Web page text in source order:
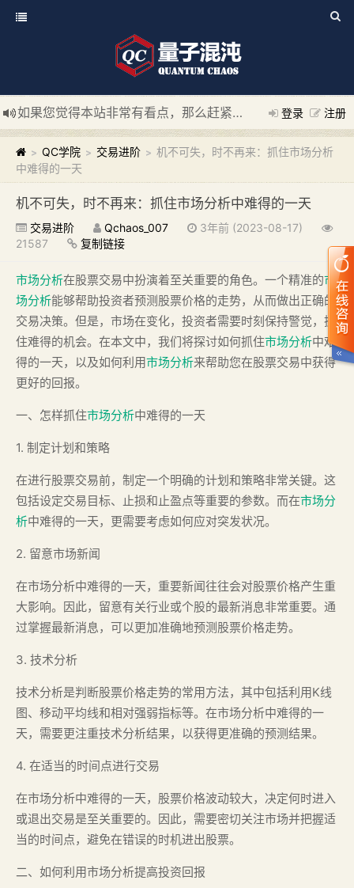
登录 注册
如果您觉得本站非常有看点，那么赶紧使用Ctrl+D 收藏我们吧
新添加量子混沌系统板块，欢迎大家访问！
---“量子混沌系
> QC学院 > 交易进阶 > 机不可失，时不再来：抓住市场分析
中难得的一天
机不可失，时不再来：抓住市场分析中难得的一天
交易进阶 Qchaos_007
3年前 (2023-08-17)
21587
复制链接
市场分析在股票交易中扮演着至关重要的角色。一个精准的市
场分析能够帮助投资者预测股票价格的走势，从而做出正确的
交易决策。但是，市场在变化，投资者需要时刻保持警觉，抓
住难得的机会。在本文中，我们将探讨如何抓住市场分析中难
得的一天，以及如何利用市场分析来帮助您在股票交易中获得
更好的回报。
一、怎样抓住市场分析中难得的一天
1. 制定计划和策略
在进行股票交易前，制定一个明确的计划和策略非常关键。这
包括设定交易目标、止损和止盈点等重要的参数。而在市场分
析中难得的一天，更需要考虑如何应对突发状况。
2. 留意市场新闻
在市场分析中难得的一天，重要新闻往往会对股票价格产生重
大影响。因此，留意有关行业或个股的最新消息非常重要。通
过掌握最新消息，可以更加准确地预测股票价格走势。
3. 技术分析
技术分析是判断股票价格走势的常用方法，其中包括利用K线
图、移动平均线和相对强弱指标等。在市场分析中难得的一
天，需要更注重技术分析结果，以获得更准确的预测结果。
4. 在适当的时间点进行交易
在市场分析中难得的一天，股票价格波动较大，决定何时进入
或退出交易是至关重要的。因此，需要密切关注市场并把握适
当的时间点，避免在错误的时机进出股票。
二、如何利用市场分析提高投资回报